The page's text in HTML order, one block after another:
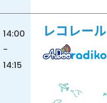
14:00
-
14:15
レコレール